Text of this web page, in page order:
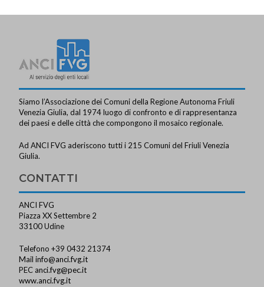
Siamo l’Associazione dei Comuni della Regione Autonoma Friuli
Venezia Giulia, dal 1974 luogo di confronto e di rappresentanza
dei paesi e delle città che compongono il mosaico regionale.
Ad ANCI FVG aderiscono tutti i 215 Comuni del Friuli Venezia
Giulia.
CONTATTI
ANCI FVG
Piazza XX Settembre 2
33100 Udine
Telefono +39 0432 21374
Mailinfo@anci.fvg.it
PEC anci.fvg@pec.it
www.anci.fvg.it